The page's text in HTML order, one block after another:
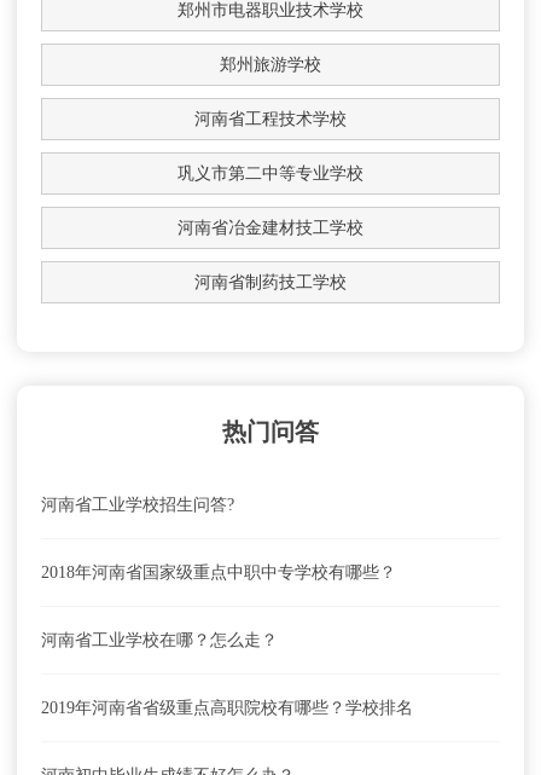
郑州市电器职业技术学校
郑州旅游学校
河南省工程技术学校
巩义市第二中等专业学校
河南省冶金建材技工学校
河南省制药技工学校
热门问答
河南省工业学校招生问答?
2018年河南省国家级重点中职中专学校有哪些？
河南省工业学校在哪？怎么走？
2019年河南省省级重点高职院校有哪些？学校排名